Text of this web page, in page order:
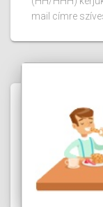
mail címre